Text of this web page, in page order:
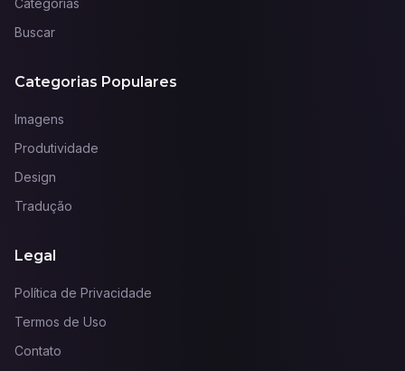
Categorias
Buscar
Categorias Populares
Imagens
Produtividade
Design
Tradução
Legal
Política de Privacidade
Termos de Uso
Contato